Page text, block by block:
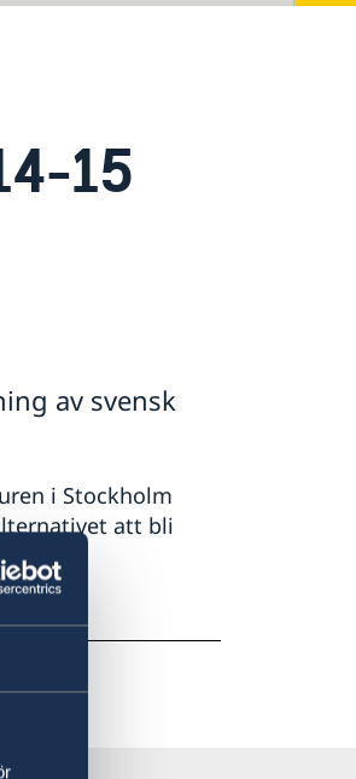
15
av svensk
i Stockholm
att bli